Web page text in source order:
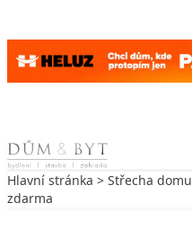
Skip to content
Hlavní stránka > Střecha domu
zdarma